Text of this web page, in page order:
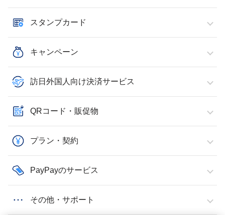
スタンプカード
キャンペーン
訪日外国人向け決済サービス
QRコード・販促物
プラン・契約
PayPayのサービス
その他・サポート